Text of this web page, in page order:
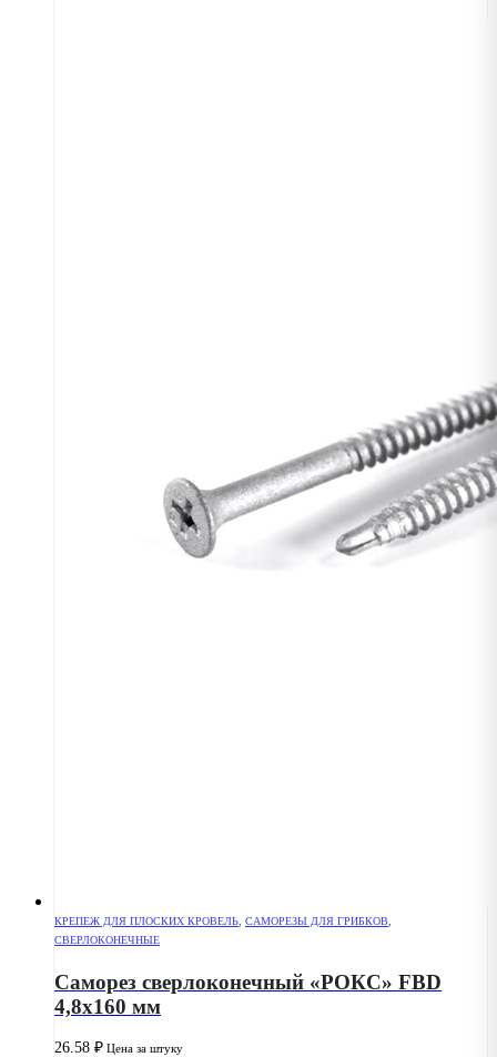
КРЕПЕЖ ДЛЯ ПЛОСКИХ КРОВЕЛЬ, САМОРЕЗЫ ДЛЯ ГРИБКОВ,
СВЕРЛОКОНЕЧНЫЕ
Саморез сверлоконечный «РОКС» FBD
4,8х160 мм
26.58 ₽ Цена за штуку